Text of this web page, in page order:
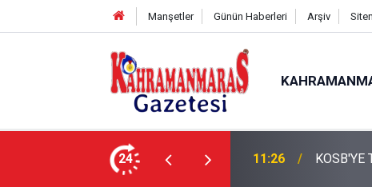
Manşetler Günün Haberleri Arşiv
24 11:09